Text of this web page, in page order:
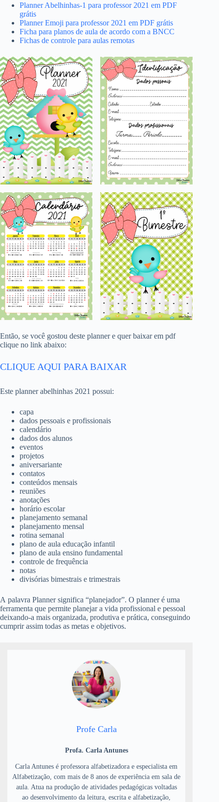
Planner Abelhinhas-1 para professor 2021 em PDF
grátis
Planner Emoji para professor 2021 em PDF grátis
Ficha para planos de aula de acordo com a BNCC
Fichas de controle para aulas remotas
Então, se você gostou deste planner e quer baixar em pdf
clique no link abaixo:
CLIQUE AQUI PARA BAIXAR
Este planner abelhinhas 2021 possui:
capa
dados pessoais e profissionais
calendário
dados dos alunos
eventos
projetos
aniversariante
contatos
conteúdos mensais
reuniões
anotações
horário escolar
planejamento semanal
planejamento mensal
rotina semanal
plano de aula educação infantil
plano de aula ensino fundamental
controle de frequência
notas
divisórias bimestrais e trimestrais
A palavra Planner significa “planejador”. O planner é uma
ferramenta que permite planejar a vida profissional e pessoal
deixando-a mais organizada, produtiva e prática, conseguindo
cumprir assim todas as metas e objetivos.
Profe Carla
Profa. Carla Antunes
Carla Antunes é professora alfabetizadora e especialista em
Alfabetização, com mais de 8 anos de experiência em sala de
aula. Atua na produção de atividades pedagógicas voltadas
ao desenvolvimento da leitura, escrita e alfabetização,